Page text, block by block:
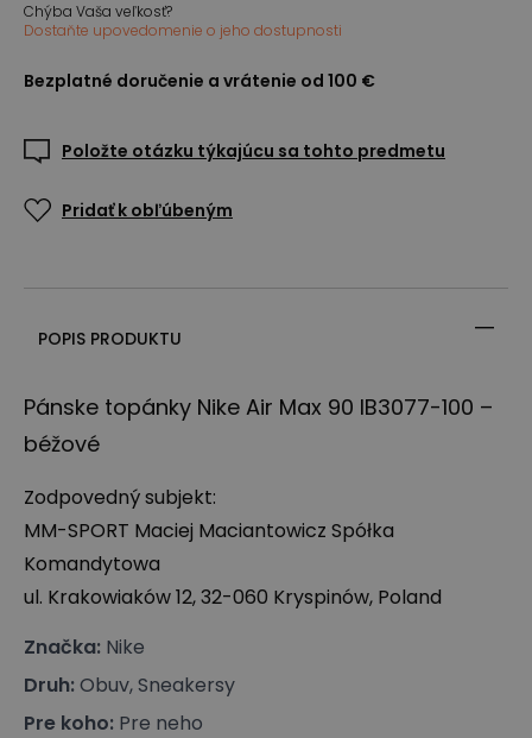
Chýba Vaša veľkosť?
Dostaňte upovedomenie o jeho dostupnosti
Bezplatné doručenie a vrátenie od 100 €
Položte otázku týkajúcu sa tohto predmetu
Pridať k obľúbeným
POPIS PRODUKTU
Pánske topánky Nike Air Max 90 IB3077-100 –
béžové
Zodpovedný subjekt:
MM-SPORT Maciej Maciantowicz Spółka
Komandytowa
ul. Krakowiaków 12, 32-060 Kryspinów, Poland
Značka: Nike
Druh:Obuv, Sneakersy
Pre koho: Pre neho